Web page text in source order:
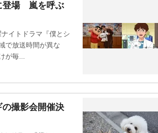
登場 嵐を呼ぶ
イトドラマ『僕とシ
で放送時間が異な
が毎...
撮影会開催決